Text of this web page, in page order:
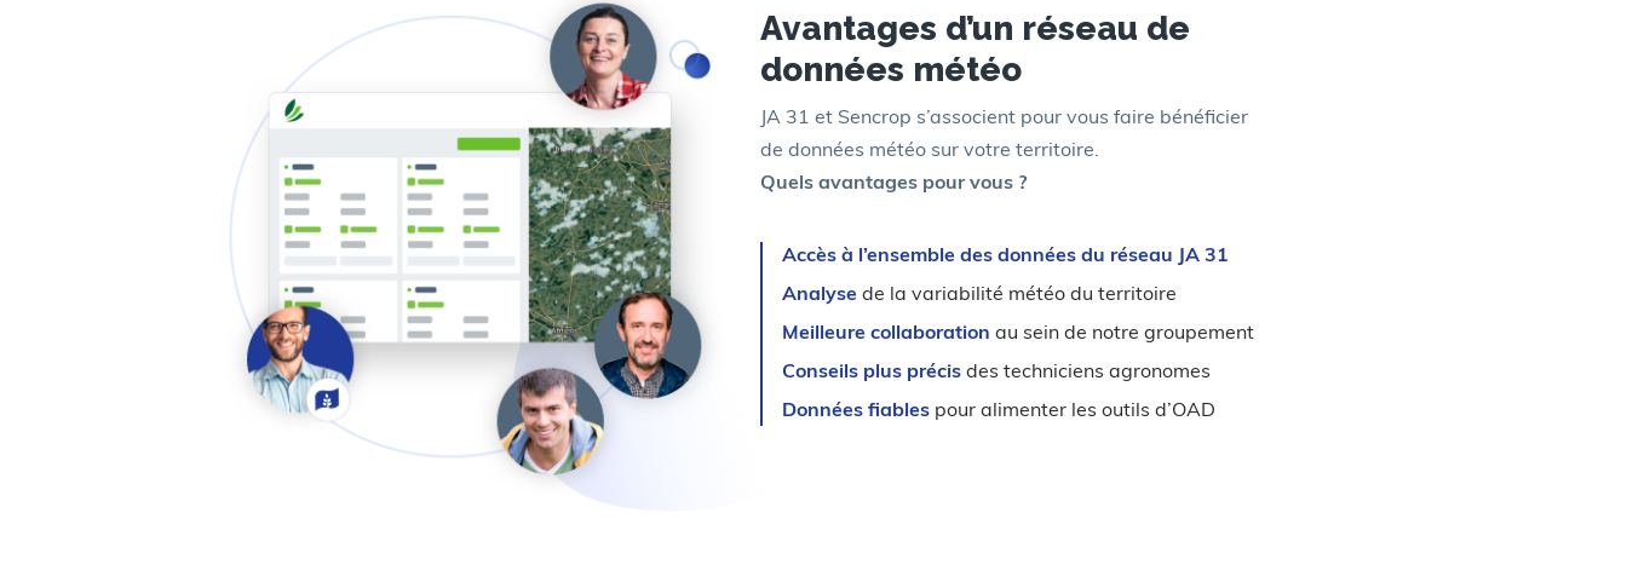
Avantages d’un réseau de
données météo
JA 31 et Sencrop s’associent pour vous faire bénéficier
de données météo sur votre territoire.
Quels avantages pour vous ?
Accès à l’ensemble des données du réseau JA 31
Analyse de la variabilité météo du territoire
Meilleure collaboration au sein de notre groupement
Conseils plus précisdes techniciens agronomes
Données fiablespour alimenter les outils d’OAD